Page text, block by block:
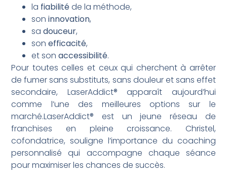
la fiabilitéde la méthode,
soninnovation,
sadouceur,
sonefficacité,
et sonaccessibilité.
Pour toutes celles et ceux qui cherchent à arrêter
de fumer sans substituts, sans douleur et sans effet
secondaire, LaserAddict® apparaît aujourd’hui
comme l’une des meilleures options sur le
marché.LaserAddict® est un jeune réseau de
franchises en pleine croissance. Christel,
cofondatrice, souligne l’importance du coaching
personnalisé qui accompagne chaque séance
pour maximiser les chances de succès.